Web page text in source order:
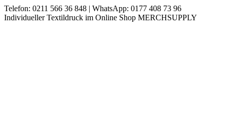
Zum
Inhalt
Telefon: 0211 566 36 848 | WhatsApp: 0177 408 73 96
Instagram
Individueller Textildruck im Online Shop MERCHSUPPLY